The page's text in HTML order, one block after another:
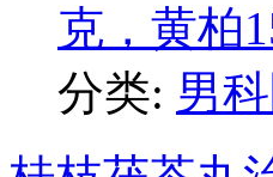
克，黄柏
分类: 男